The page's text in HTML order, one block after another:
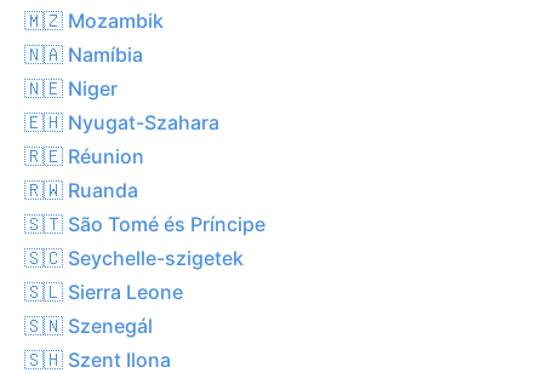
🇲🇿 Mozambik
🇳🇦 Namíbia
🇳🇪 Niger
🇪🇭 Nyugat-Szahara
🇷🇪 Réunion
🇷🇼 Ruanda
🇸🇹 São Tomé és Príncipe
🇸🇨 Seychelle-szigetek
🇸🇱 Sierra Leone
🇸🇳 Szenegál
🇸🇭 Szent Ilona